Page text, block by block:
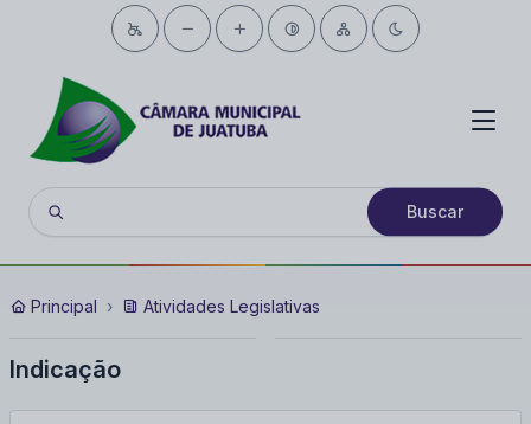
Buscar
Principal Atividades Legislativas
Indicação